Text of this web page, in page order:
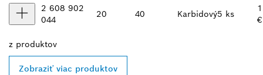
2 608 902
044
20 40 Karbidový5 ks
€
z produktov
Zobraziť viac produktov